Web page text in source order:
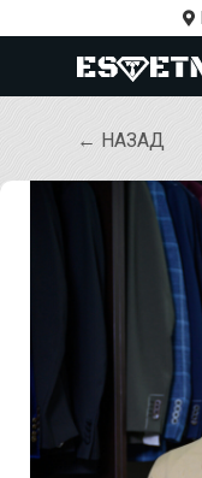
← НАЗАД